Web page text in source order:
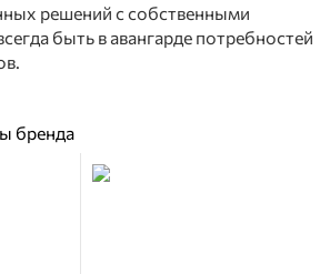
решений с собственными
быть в авангарде потребностей
бренда